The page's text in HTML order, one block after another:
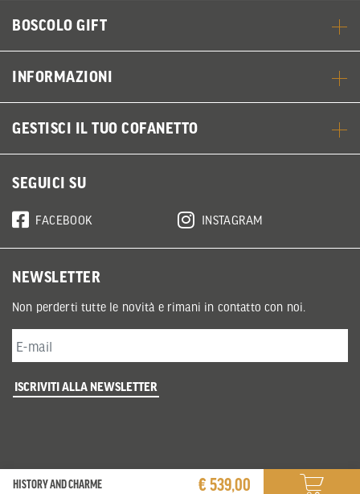
HISTORY AND CHARME € 539,00
BOSCOLO GIFT
INFORMAZIONI
GESTISCI IL TUO COFANETTO
SEGUICI SU
FACEBOOK INSTAGRAM
NEWSLETTER
Non perderti tutte le novità e rimani in contatto con noi.
ISCRIVITI ALLA NEWSLETTER